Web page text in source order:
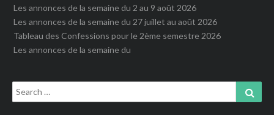
Les annonces de la semaine du 2 au 9 août 2026
Les annonces de la semaine du 27 juillet au août 2026
Tableau des Confessions pour le 2ème semestre 2026
Les annonces de la semaine du
Search
for: